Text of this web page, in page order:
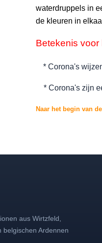
waterdruppels in
de kleuren in
Betekenis voor
* Corona's
* Corona's zijn
Naar het begin van
aus Wirtzfeld,
belgischen Ardennen